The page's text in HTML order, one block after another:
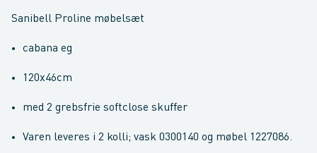
Sanibell Proline møbelsæt
cabana eg
120x46cm
med 2 grebsfrie softclose skuffer
Varen leveres i 2 kolli; vask 0300140 og møbel 1227086.